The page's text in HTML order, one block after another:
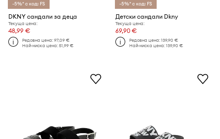
-5%* с код: FS
DKNY сандали за деца
Текуща цена:
48,99 €
Редовна цена:97,09 €
Най-ниска цена:51,99 €
-5%* с код: FS
Детски сандали Dkny
Текуща цена:
69,90 €
Редовна цена:139,90 €
Най-ниска цена:139,90 €